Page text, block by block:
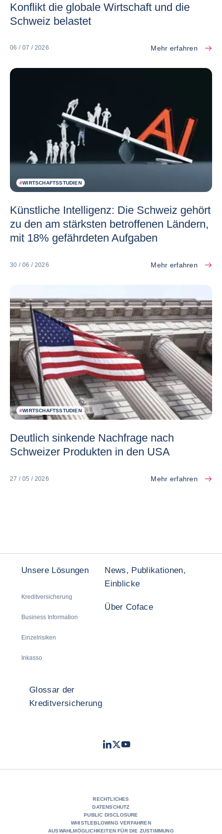
Konflikt die globale Wirtschaft und die
Schweiz belastet
06 / 07 / 2026 Mehr erfahren
#WIRTSCHAFTSSTUDIEN
Künstliche Intelligenz: Die Schweiz gehört
zu den am stärksten betroffenen Ländern,
mit 18% gefährdeten Aufgaben
30 / 06 / 2026 Mehr erfahren
#WIRTSCHAFTSSTUDIEN
Deutlich sinkende Nachfrage nach
Schweizer Produkten in den USA
27 / 05 / 2026 Mehr erfahren
Unsere Lösungen
Kreditversicherung
Business Information
Einzelrisiken
Inkasso
News, Publikationen,
Einblicke
Über Coface
Glossar der
Kreditversicherung
LinkedIn
TwitterYoutube
RECHTLICHES
DATENSCHUTZ
PUBLIC DISCLOSURE
WHISTLEBLOWING VERFAHREN
AUSWAHLMÖGLICHKEITEN FÜR DIE ZUSTIMMUNG